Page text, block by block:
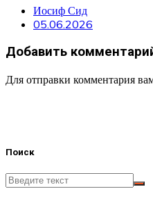
Иосиф Сид
05.06.2026
Добавить
Для отправки комментария
Поиск